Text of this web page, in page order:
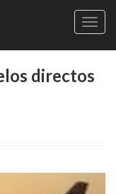
directos